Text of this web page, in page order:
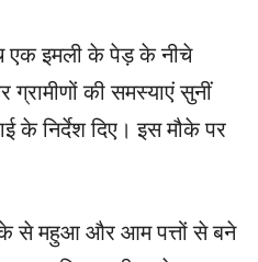
एक इमली के पेड़ के नीचे
की समस्याएं सुनीं
के निर्देश दिए। इस मौके पर
से महुआ और आम पत्तों से बने